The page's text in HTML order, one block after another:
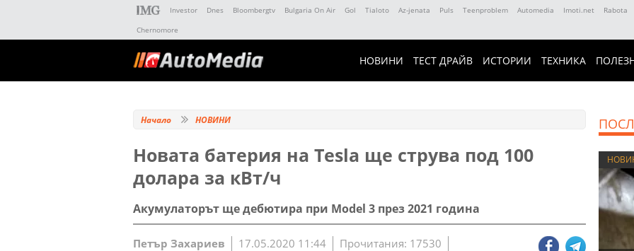
Investor Dnes Bloombergtv Bulgaria On Air Gol Tialoto Az-jenata Puls Teenproblem Automedia Imoti.net Rabota
Chernomore
НОВИНИ ТЕСТ ДРАЙВ ИСТОРИИ ТЕХНИКА
Начало НОВИНИ
Новата батерия на Tesla ще струва под 100
долара за кВт/ч
Акумулаторът ще дебютира при Model 3 през 2021 година
Петър Захариев 17.05.2020 11:44 Прочитания: 17530